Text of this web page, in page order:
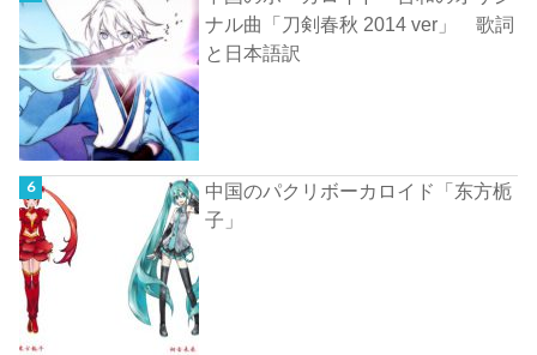
ナル曲「刀剣春秋 2014 ver」 歌詞
と日本語訳
中国のパクリボーカロイド「东方栀
子」